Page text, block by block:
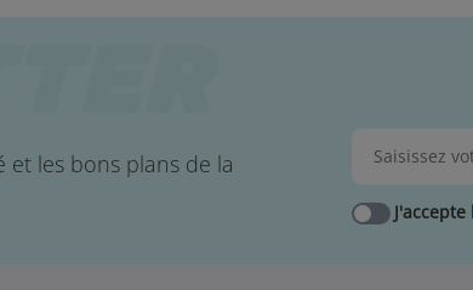
et les bons plans de la